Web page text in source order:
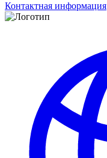
Контактная информация